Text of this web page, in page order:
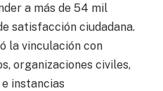
a más de 54 mil
satisfacción ciudadana.
la vinculación con
organizaciones civiles,
instancias